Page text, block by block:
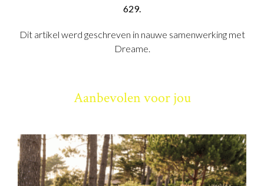
629.
Dit artikel werd geschreven in nauwe samenwerking met
Dreame.
Aanbevolen voor jou